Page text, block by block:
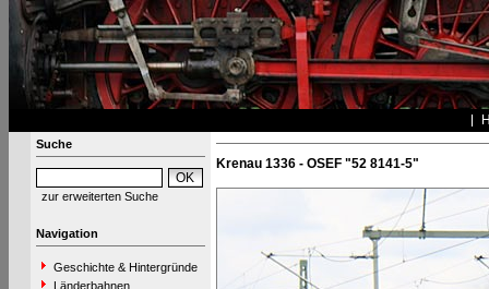
Suche
zur erweiterten Suche
Navigation
Geschichte & Hintergründe
Länderbahnen
Krenau 1336 - OSEF "52 8141-5"